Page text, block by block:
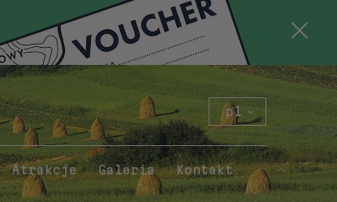
pl
en
de
sk
Atrakcje Galeria Kontakt